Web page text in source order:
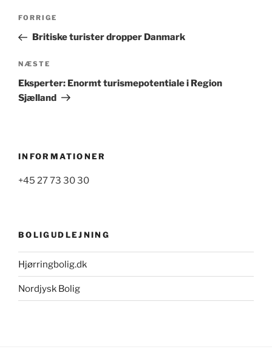
Indlægsnavigation
Forrige
indlæg
FORRIGE
Britiske turister dropper Danmark
Næste
indlæg
NÆSTE
Eksperter: Enormt turismepotentiale i Region
Sjælland
INFORMATIONER
+45 27 73 30 30
BOLIGUDLEJNING
Hjørringbolig.dk
Nordjysk Bolig